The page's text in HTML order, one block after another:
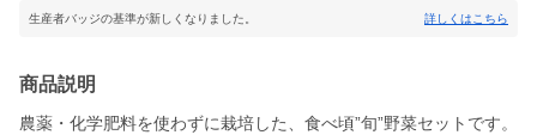
生産者バッジの基準が新しくなりました。 詳しくはこちら
商品説明
農薬・化学肥料を使わずに栽培した、食べ頃”旬”野菜セットです。